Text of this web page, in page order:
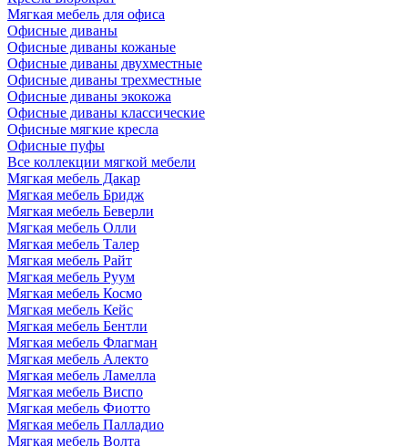
Мягкая мебель для офиса
Офисные диваны
Офисные диваны кожаные
Офисные диваны двухместные
Офисные диваны трехместные
Офисные диваны экокожа
Офисные диваны классические
Офисные мягкие кресла
Офисные пуфы
Все коллекции мягкой мебели
Мягкая мебель Дакар
Мягкая мебель Бридж
Мягкая мебель Беверли
Мягкая мебель Олли
Мягкая мебель Талер
Мягкая мебель Райт
Мягкая мебель Руум
Мягкая мебель Космо
Мягкая мебель Кейс
Мягкая мебель Бентли
Мягкая мебель Флагман
Мягкая мебель Алекто
Мягкая мебель Ламелла
Мягкая мебель Виспо
Мягкая мебель Фиотто
Мягкая мебель Палладио
Мягкая мебель Волта